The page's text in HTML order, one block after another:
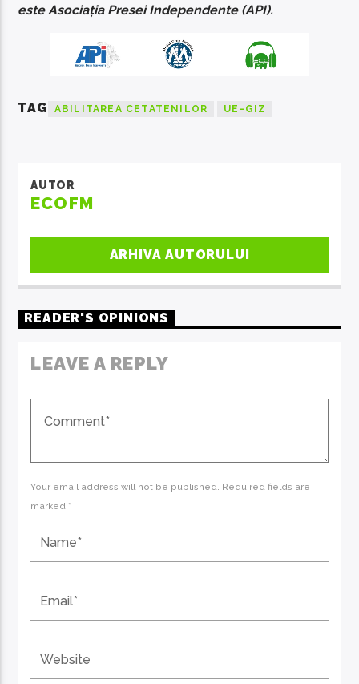
este Asociația Presei Independente (API).
TAG ABILITAREA CETATENILOR UE-GIZ
AUTOR
ECOFM
ARHIVA AUTORULUI
READER'S OPINIONS
LEAVE A REPLY
Your email address will not be published. Required fields are
marked *